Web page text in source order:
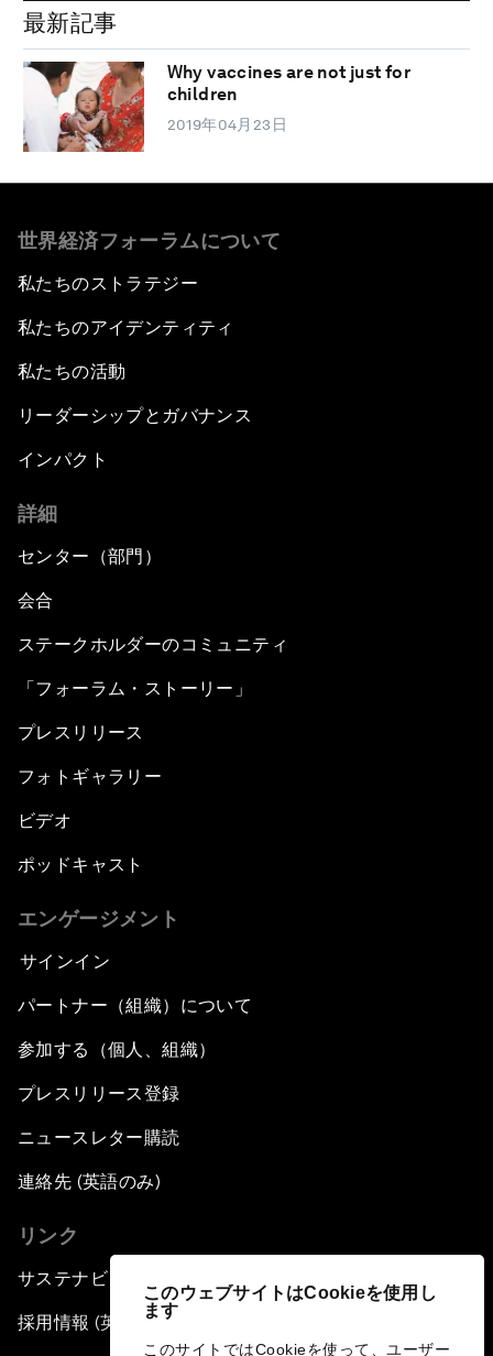
このウェブサイトはCookieを使用し
ます
このサイトではCookieを使って、ユーザー
最新記事
Why vaccines are not just for
children
2019年04月23日
世界経済フォーラムについて
私たちのストラテジー
私たちのアイデンティティ
私たちの活動
リーダーシップとガバナンス
インパクト
詳細
センター（部門）
会合
ステークホルダーのコミュニティ
「フォーラム・ストーリー」
プレスリリース
フォトギャラリー
ビデオ
ポッドキャスト
エンゲージメント
サインイン
パートナー（組織）について
参加する（個人、組織）
プレスリリース登録
ニュースレター購読
連絡先 (英語のみ)
リンク
サステナビリティへの取り組み
採用情報 (英語のみ)